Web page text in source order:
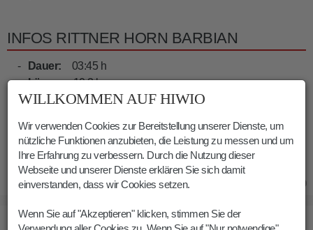
INFOS RITTNER HORN BARBIAN
Dauer:
03:45 h
Länge:
10.3 km
Höhenmeter:
650 m
Min. Höhe:
1609 m
Max. Höhe:
2258 m
BILDER RITTNER HORN BARBIAN
WILLKOMMEN AUF HIWIO
Wir verwenden Cookies zur Bereitstellung unserer Dienste, um
nützliche Funktionen anzubieten, die Leistung zu messen und um
Ihre Erfahrung zu verbessern. Durch die Nutzung dieser
Webseite und unserer Dienste erklären Sie sich damit
einverstanden, dass wir Cookies setzen.
Wenn Sie auf "Akzeptieren" klicken, stimmen Sie der